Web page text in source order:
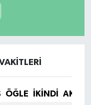
ÖĞLE İKINDI